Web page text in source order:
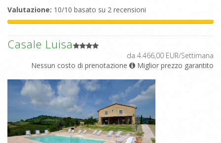
Valutazione: 10/10 basato su 2 recensioni
Casale Luisa
da 4.466,00 EUR/Settimana
Nessun costo di prenotazione
Miglior prezzo garantito